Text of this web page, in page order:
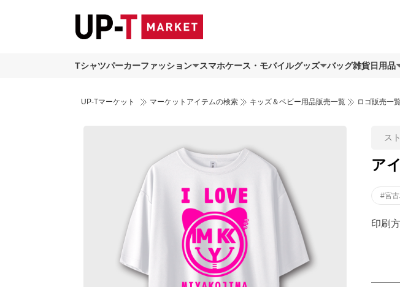
Tシャツパーカーファッション スマホケース・モバイルグッズ バッグ雑貨日用品
UP-Tマーケット マーケットアイテムの検索 キッズ＆ベビー用品販売一覧 ロゴ販売一
ス
ア
#宮
印刷